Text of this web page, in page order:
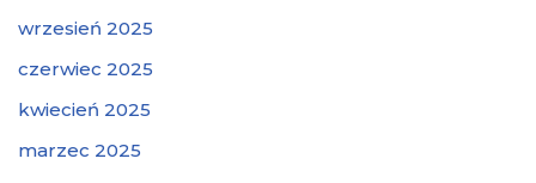
wrzesień 2025
czerwiec 2025
kwiecień 2025
marzec 2025